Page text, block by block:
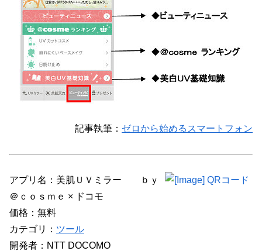
記事執筆： ゼロから始めるスマートフォン
アプリ名：美肌ＵＶミラー ｂｙ
＠ｃｏｓｍｅ × ドコモ
価格：無料
カテゴリ： ツール
開発者：NTT DOCOMO